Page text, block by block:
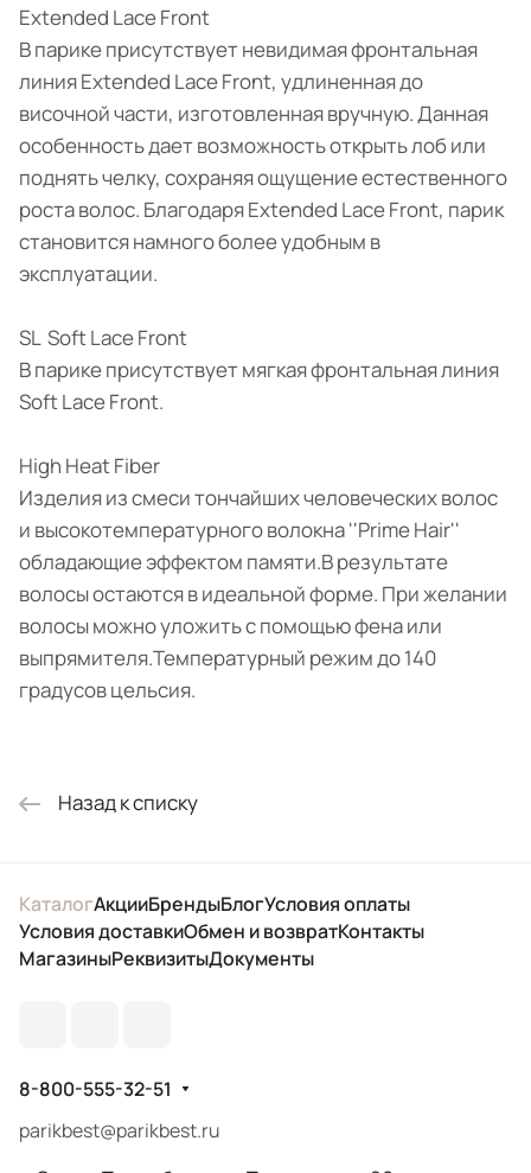
Extended Lace Front
В парике присутствует невидимая фронтальная
линия Extended Lace Front, удлиненная до
височной части, изготовленная вручную. Данная
особенность дает возможность открыть лоб или
поднять челку, сохраняя ощущение естественного
роста волос. Благодаря Extended Lace Front, парик
становится намного более удобным в
эксплуатации.
SL Soft Lace Front
В парике присутствует мягкая фронтальная линия
Soft Lace Front.
High Heat Fiber
Изделия из смеси тончайших человеческих волос
и высокотемпературного волокна ''Prime Hair''
обладающие эффектом памяти.В результате
волосы остаются в идеальной форме. При желании
волосы можно уложить с помощью фена или
выпрямителя.Температурный режим до 140
градусов цельсия.
Назад к списку
КаталогАкцииБрендыБлогУсловия оплаты
Условия доставкиОбмен и возвратКонтакты
МагазиныРеквизитыДокументы
8-800-555-32-51
parikbest@parikbest.ru